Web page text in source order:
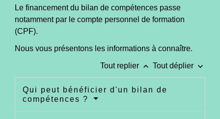
Le financement du bilan de compétences passe
notamment par le compte personnel de formation
(CPF).
Nous vous présentons les informations à connaître.
Tout replier keyboard_arrow_up Tout déplier keyboard_arrow_down
Qui peut bénéficier d'un bilan de
compétences ?